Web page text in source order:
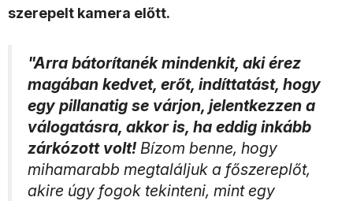
szerepelt kamera előtt.
"Arra bátorítanék mindenkit, aki érez
magában kedvet, erőt, indíttatást, hogy
egy pillanatig se várjon, jelentkezzen a
válogatásra, akkor is, ha eddig inkább
zárkózott volt! Bízom benne, hogy
mihamarabb megtaláljuk a főszereplőt,
akire úgy fogok tekinteni, mint egy